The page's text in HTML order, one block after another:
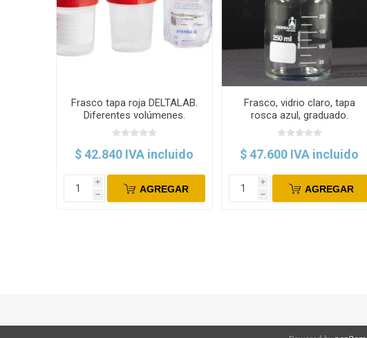
Frasco tapa roja DELTALAB.
Diferentes volúmenes.
Pack.
$ 42.840 IVA incluido
i
h AGREGAR
Frasco, vidrio claro, tapa
rosca azul, graduado.
Normax
$ 47.600 IVA incluido
i
h AGREGAR